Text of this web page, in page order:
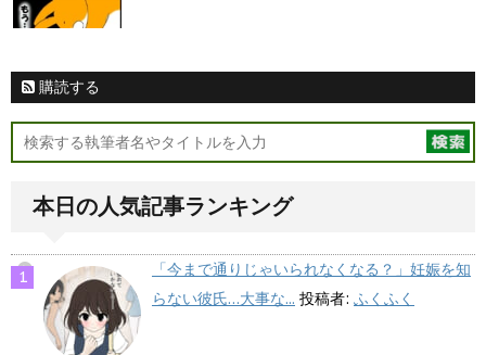
購読する
本日の人気記事ランキング
「今まで通りじゃいられなくなる？」妊娠を知
らない彼氏…大事な... 投稿者: ふくふく